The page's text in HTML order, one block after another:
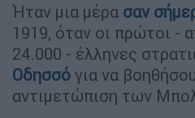
Ήταν μια μέρα σαν
1919, όταν οι πρώτοι -
24.000 - έλληνες
Οδησσό για να
αντιμετώπιση των